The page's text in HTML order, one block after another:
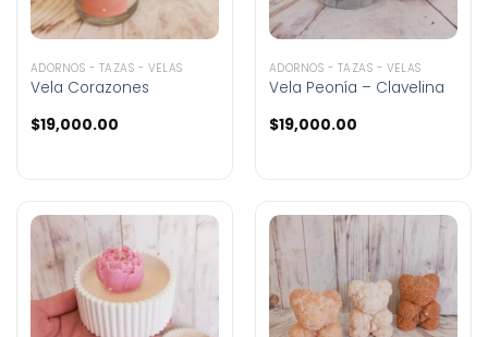
ADORNOS - TAZAS - VELAS
Vela Corazones
$19,000.00
ADORNOS - TAZAS - VELAS
Vela Peonía – Clavelina
$19,000.00